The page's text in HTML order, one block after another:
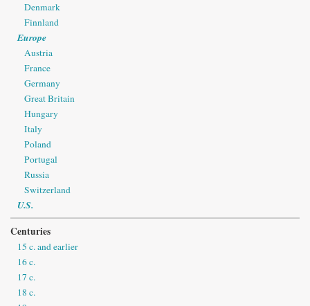
Denmark
Finnland
Europe
Austria
France
Germany
Great Britain
Hungary
Italy
Poland
Portugal
Russia
Switzerland
U.S.
Centuries
15 c. and earlier
16 c.
17 c.
18 c.